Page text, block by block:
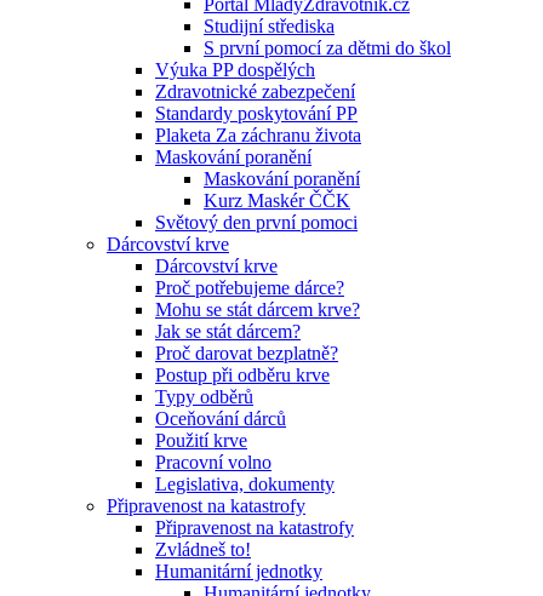
Portál MladyZdravotnik.cz
Studijní střediska
S první pomocí za dětmi do škol
Výuka PP dospělých
Zdravotnické zabezpečení
Standardy poskytování PP
Plaketa Za záchranu života
Maskování poranění
Maskování poranění
Kurz Maskér ČČK
Světový den první pomoci
Dárcovství krve
Dárcovství krve
Proč potřebujeme dárce?
Mohu se stát dárcem krve?
Jak se stát dárcem?
Proč darovat bezplatně?
Postup při odběru krve
Typy odběrů
Oceňování dárců
Použití krve
Pracovní volno
Legislativa, dokumenty
Připravenost na katastrofy
Připravenost na katastrofy
Zvládneš to!
Humanitární jednotky